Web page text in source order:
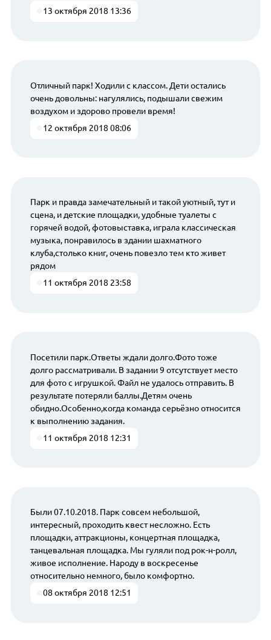
13 октября 2018 13:36
Отличный парк! Ходили с классом. Дети остались
очень довольны: нагулялись, подышали свежим
воздухом и здорово провели время!
12 октября 2018 08:06
Парк и правда замечательный и такой уютный, тут и
сцена, и детские площадки, удобные туалеты с
горячей водой, фотовыставка, играла классическая
музыка, понравилось в здании шахматного
клуба,столько книг, очень повезло тем кто живет
рядом
11 октября 2018 23:58
Посетили парк.Ответы ждали долго.Фото тоже
долго рассматривали. В задании 9 отсутствует место
для фото с игрушкой. Файл не удалось отправить. В
результате потеряли баллы.Детям очень
обидно.Особенно,когда команда серьёзно относится
к выполнению задания.
11 октября 2018 12:31
Были 07.10.2018. Парк совсем небольшой,
интересный, проходить квест несложно. Есть
площадки, аттракционы, концертная площадка,
танцевальная площадка. Мы гуляли под рок-н-ролл,
живое исполнение. Народу в воскресенье
относительно немного, было комфортно.
08 октября 2018 12:51